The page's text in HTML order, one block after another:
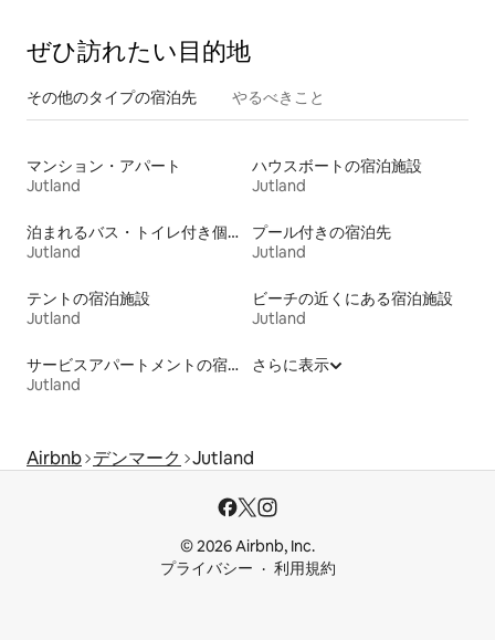
ぜひ訪⁠れ⁠た⁠い目⁠的⁠地
その他のタ⁠イ⁠プ⁠の宿⁠泊⁠先 やるべきこと
マンション・アパート
Jutland
ハウスボートの宿泊施設
Jutland
泊まれるバス・トイレ付き個室
Jutland
プール付きの宿泊先
Jutland
テントの宿泊施設
Jutland
ビーチの近くにある宿泊施設
Jutland
サービスアパートメントの宿泊施設
Jutland
さらに表示
Airbnb デンマーク Jutland
© 2026 Airbnb, Inc.
プライバシー
利用規約